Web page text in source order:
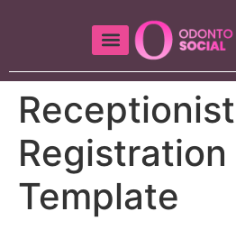
Receptionist
Registration
Template